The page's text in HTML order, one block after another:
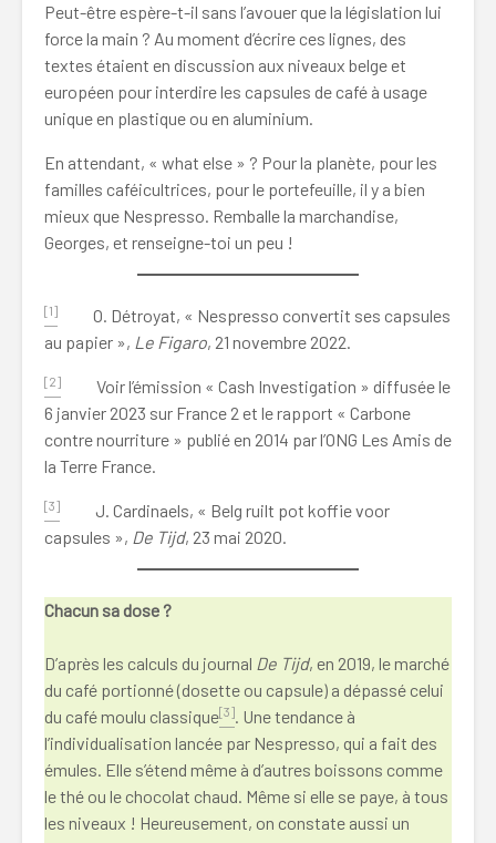
Peut-être espère-t-il sans l’avouer que la législation lui
force la main ? Au moment d’écrire ces lignes, des
textes étaient en discussion aux niveaux belge et
européen pour interdire les capsules de café à usage
unique en plastique ou en aluminium.
En attendant, « what else » ? Pour la planète, pour les
familles caféicultrices, pour le portefeuille, il y a bien
mieux que Nespresso. Remballe la marchandise,
Georges, et renseigne-toi un peu !
[1]
O. Détroyat, « Nespresso convertit ses capsules
au papier », Le Figaro, 21 novembre 2022.
[2]
Voir l’émission « Cash Investigation » diffusée le
6 janvier 2023 sur France 2 et le rapport « Carbone
contre nourriture » publié en 2014 par l’ONG Les Amis de
la Terre France.
[3]
J. Cardinaels, « Belg ruilt pot koffie voor
capsules », De Tijd, 23 mai 2020.
Chacun sa dose ?
D’après les calculs du journal De Tijd, en 2019, le marché
du café portionné (dosette ou capsule) a dépassé celui
du café moulu classique[3]. Une tendance à
l’individualisation lancée par Nespresso, qui a fait des
émules. Elle s’étend même à d’autres boissons comme
le thé ou le chocolat chaud. Même si elle se paye, à tous
les niveaux ! Heureusement, on constate aussi un